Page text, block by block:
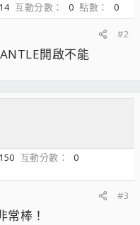
互動分數 0 點數
0
#2
開啟不能
150 互動分數
0
#3
棒！